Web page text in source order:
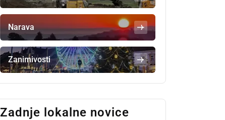
Narava
Zanimivosti
Zadnje lokalne novice